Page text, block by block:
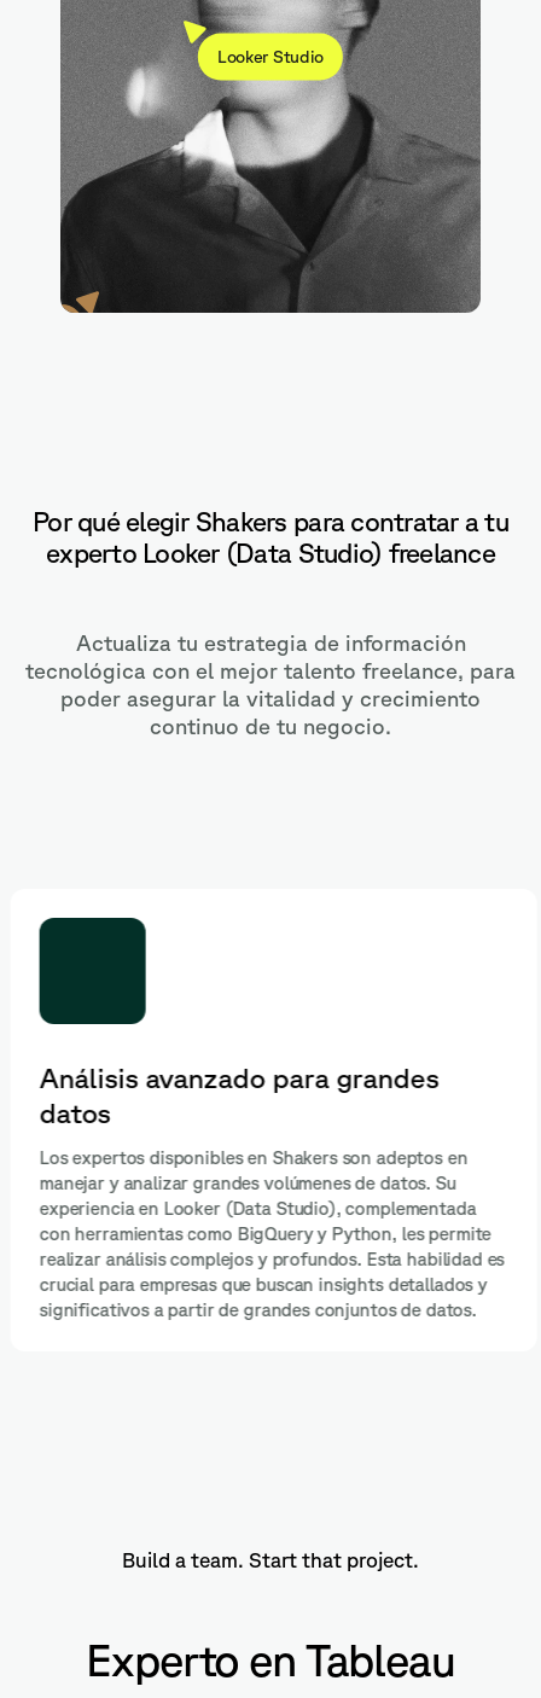
Looker Studio
Por qué elegir Shakers para contratar a tu
experto Looker (Data Studio) freelance
Actualiza tu estrategia de información
tecnológica con el mejor talento freelance, para
poder asegurar la vitalidad y crecimiento
continuo de tu negocio.
Análisis avanzado para grandes
datos
Los expertos disponibles en Shakers son adeptos en
manejar y analizar grandes volúmenes de datos. Su
experiencia en Looker (Data Studio), complementada
con herramientas como BigQuery y Python, les permite
realizar análisis complejos y profundos. Esta habilidad es
crucial para empresas que buscan insights detallados y
significativos a partir de grandes conjuntos de datos.
Build a team. Start that project.
Experto en Tableau